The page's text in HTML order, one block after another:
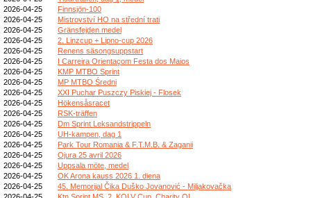
2026-04-25
Finnsjön-100
2026-04-25
Mistrovství HO na střední trati
2026-04-25
Gränsfejden medel
2026-04-25
2. Linzcup + Lipno-cup 2026
2026-04-25
Renens säsongsuppstart
2026-04-25
I Carreira Orientaçom Festa dos Maios
2026-04-25
KMP MTBO Sprint
2026-04-25
MP MTBO Średni
2026-04-25
XXI Puchar Puszczy Piskiej - Flosek
2026-04-25
Hökensåsracet
2026-04-25
RSK-träffen
2026-04-25
Dm Sprint Leksandstrippeln
2026-04-25
UH-kampen, dag 1
2026-04-25
Park Tour Romania & F.T.M.B. & Zaganii
2026-04-25
Ojura 25 avril 2026
2026-04-25
Uppsala möte, medel
2026-04-25
OK Arona kauss 2026 1. diena
2026-04-25
45. Memorijal Čika Duško Jovanović - Miljakovačka